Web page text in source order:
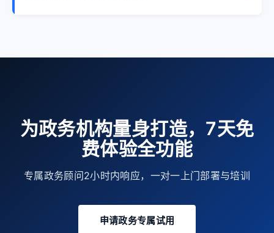
级认证。
为政务机构量身打造，7天免
费体验全功能
专属政务顾问2小时内响应，一对一上门部署与培训
申请政务专属试用